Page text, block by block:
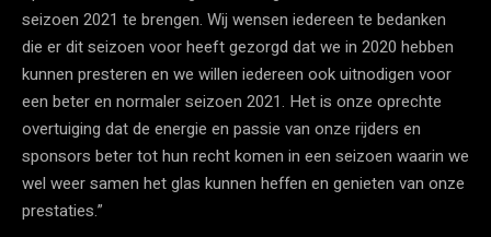
seizoen 2021 te brengen. Wij wensen iedereen te bedanken
die er dit seizoen voor heeft gezorgd dat we in 2020 hebben
kunnen presteren en we willen iedereen ook uitnodigen voor
een beter en normaler seizoen 2021. Het is onze oprechte
overtuiging dat de energie en passie van onze rijders en
sponsors beter tot hun recht komen in een seizoen waarin we
wel weer samen het glas kunnen heffen en genieten van onze
prestaties.”